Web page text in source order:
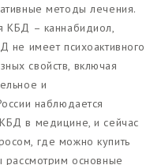
методы лечения.
КБД – каннабидиол,
не имеет психоактивного
свойств, включая
и
наблюдается
в медицине, и сейчас
где можно купить
рассмотрим основные